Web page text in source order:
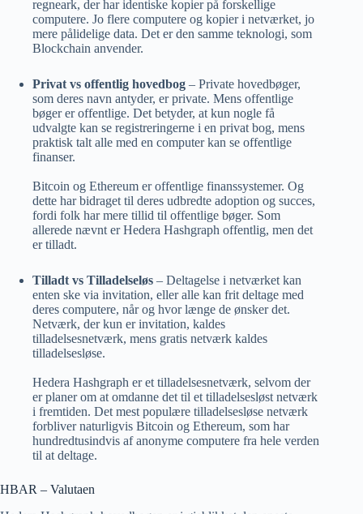
regneark, der har identiske kopier på forskellige
computere. Jo flere computere og kopier i netværket, jo
mere pålidelige data. Det er den samme teknologi, som
Blockchain anvender.
Privat vs offentlig hovedbog – Private hovedbøger,
som deres navn antyder, er private. Mens offentlige
bøger er offentlige. Det betyder, at kun nogle få
udvalgte kan se registreringerne i en privat bog, mens
praktisk talt alle med en computer kan se offentlige
finanser.
Bitcoin og Ethereum er offentlige finanssystemer. Og
dette har bidraget til deres udbredte adoption og succes,
fordi folk har mere tillid til offentlige bøger. Som
allerede nævnt er Hedera Hashgraph offentlig, men det
er tilladt.
Tilladt vs Tilladelseløs – Deltagelse i netværket kan
enten ske via invitation, eller alle kan frit deltage med
deres computere, når og hvor længe de ønsker det.
Netværk, der kun er invitation, kaldes
tilladelsesnetværk, mens gratis netværk kaldes
tilladelsesløse.
Hedera Hashgraph er et tilladelsesnetværk, selvom der
er planer om at omdanne det til et tilladelsesløst netværk
i fremtiden. Det mest populære tilladelsesløse netværk
forbliver naturligvis Bitcoin og Ethereum, som har
hundredtusindvis af anonyme computere fra hele verden
til at deltage.
HBAR – Valutaen